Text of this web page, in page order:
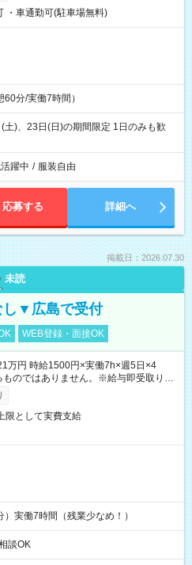
・車通勤可(駐車場無料)
分/実働7時間）
土)、23日(日)の期間限定 1日のみも歓
躍中 / 服装自由
応募する 詳細へ
掲載日：2026.07.30
未読
し▼広島で受付
WEB登録・面接OK
円 時給1500円×実働7h×週5日×4
のではありません。※給与即受取りサ
有）
限として実費支給
実働7時間（残業少なめ！）
談OK